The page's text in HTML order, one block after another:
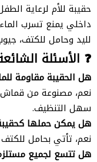
حقيبة للأم لرعاية
داخلي يمنع تسرب
لليد وحامل للكتف،
❓ الأسئلة
هل الحقيبة مقاومة
نعم، مصنوعة من
سهل التنظيف.
هل يمكن حملها
نعم، تأتي بحامل للكتف
هل تتسع لجميع